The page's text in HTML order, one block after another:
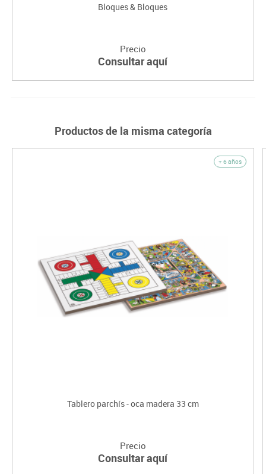
Bloques & Bloques
Precio
Consultar aquí
Productos de la misma categoría
+ 6 años
Tablero parchís - oca madera 33 cm
Precio
Consultar aquí